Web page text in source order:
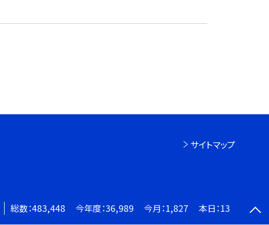
サイトマップ
総数：483,448 今年度：36,989 今月：1,827 本日：13